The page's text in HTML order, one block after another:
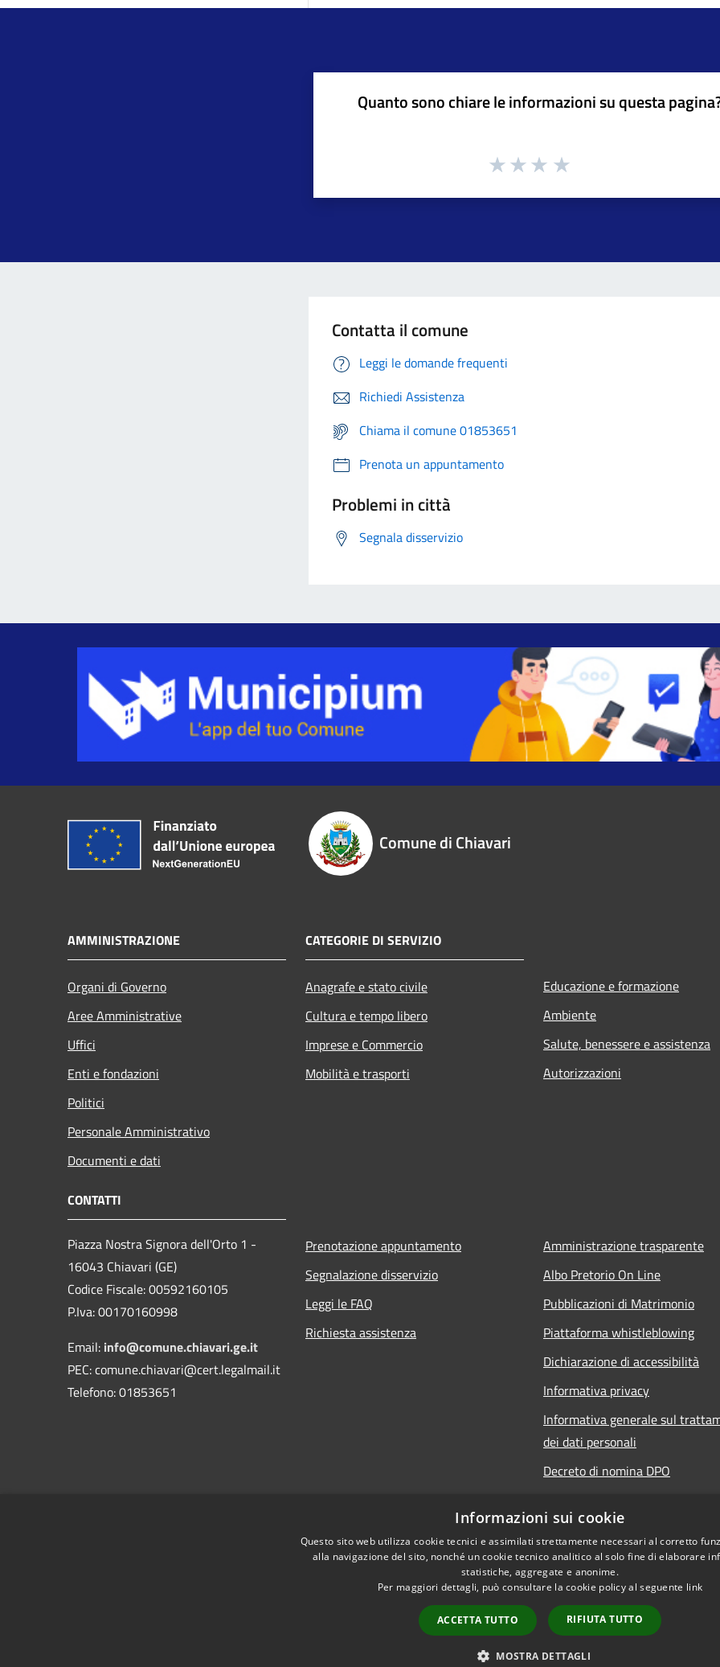
Quanto sono chiare le informazioni su questa
Contatta il comune
Leggi le domande frequenti
Richiedi Assistenza
Chiama il comune 01853651
Prenota un appuntamento
Problemi in città
Segnala disservizio
Comune di Chiavari
AMMINISTRAZIONE
Organi di Governo
Aree Amministrative
Uffici
Enti e fondazioni
Politici
Personale Amministrativo
Documenti e dati
CATEGORIE DI SERVIZIO
Anagrafe e stato civile
Cultura e tempo libero
Imprese e Commercio
Mobilità e trasporti
Educazione e formazione
Ambiente
Salute, benessere e assistenza
Autorizzazioni
CONTATTI
Piazza Nostra Signora dell'Orto 1 -
16043 Chiavari (GE)
Codice Fiscale: 00592160105
P.Iva: 00170160998
Email: info@comune.chiavari.ge.it
PEC: comune.chiavari@cert.legalmail.it
Telefono: 01853651
Prenotazione appuntamento
Segnalazione disservizio
Leggi le FAQ
Richiesta assistenza
Amministrazione trasparente
Albo Pretorio On Line
Pubblicazioni di Matrimonio
Piattaforma whistleblowing
Dichiarazione di accessibilità
Informativa privacy
Informativa generale sul
dei dati personali
Decreto di nomina DPO
Note legali
Informazioni sui cookie
Questo sito web utilizza cookie tecnici e assimilati strettamente necessari al corretto
alla navigazione del sito, nonché un cookie tecnico analitico al solo fine di elaborare
statistiche, aggregate e anonime.
Per maggiori dettagli, può consultare la cookie policy al seguente link
ACCETTA TUTTO RIFIUTA TUTTO
MOSTRA DETTAGLI